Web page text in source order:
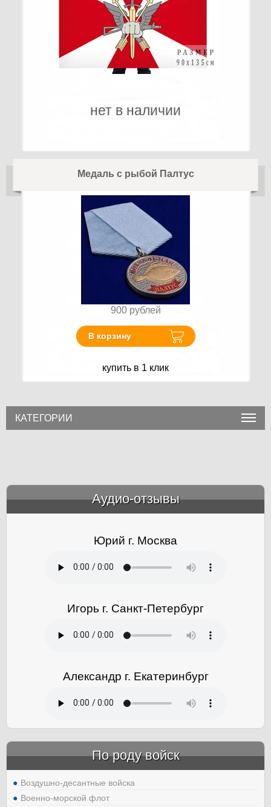
нет в наличии
Медаль с рыбой Палтус
900 рублей
В корзину
купить в 1 клик
КАТЕГОРИИ
Аудио-отзывы
Юрий г. Москва
Игорь г. Санкт-Петербург
Александр г. Екатеринбург
По роду войск
Воздушно-десантные войска
Военно-морской флот